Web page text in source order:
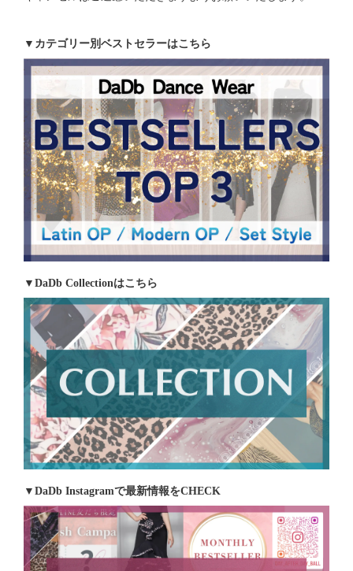
▼カテゴリー別ベストセラーはこちら
▼DaDb Collectionはこちら
▼DaDb Instagramで最新情報をCHECK